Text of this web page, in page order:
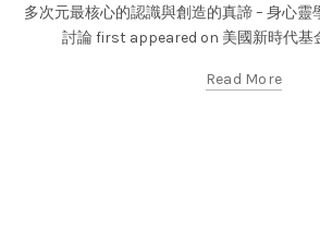
多次元最核心的認識與創造的真諦 – 身心靈
討論 first appeared on 美國新時代基
Read More